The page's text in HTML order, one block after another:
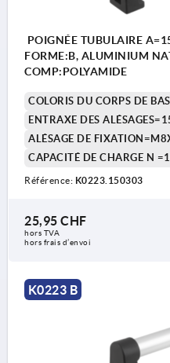
POIGNÉE TUBULAIRE
FORME:B, ALUMINIUM
COMP:POLYAMIDE
COLORIS DU CORPS DE
ENTRAXE DES
ALÉSAGE DE
CAPACITÉ DE CHARGE N
Référence: K0223.150303
25,95 CHF
hors TVA
hors frais d’envoi
K0223 B